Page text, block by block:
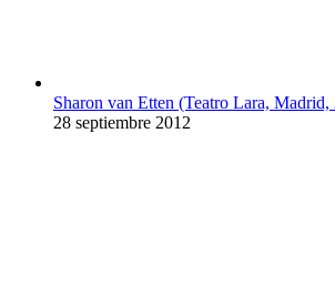
Sharon van Etten (Teatro Lara,
28 septiembre 2012